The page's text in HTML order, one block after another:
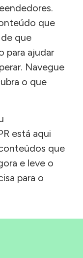
que
que
para ajudar
Navegue
o que
está aqui
que
e leve o
para o